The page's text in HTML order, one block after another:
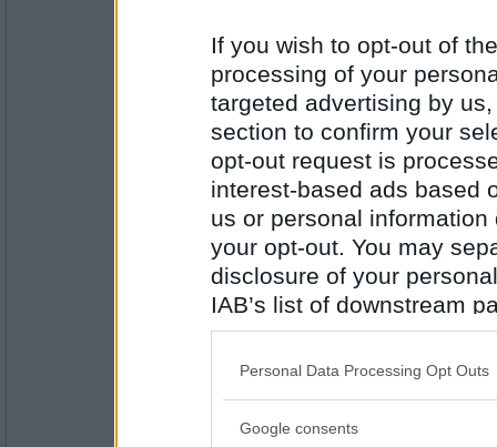
If you wish to opt-out of
processing of your
targeted advertising by
section to confirm your
opt-out request is
interest-based ads based
us or personal
your opt-out. You may
disclosure of your
IAB’s list of downstream
also be disclosed by us
Downstream Participants
Please note that this
Personal Data Processing Opt Outs
Google consents
Antal inlägg:
Vad ska du bli när du blir stor?
S e h
Prärieklocka
Antal inlägg:
11487
Silverhårig envis historieberättare
Ditt knep för att städningen ska bli
MIK
Godaste tilltugget?